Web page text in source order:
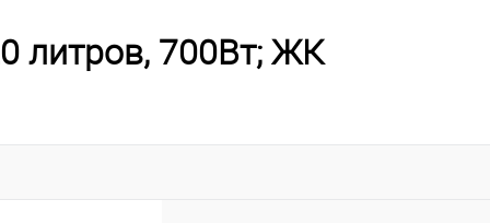
литров, 700Вт; ЖК